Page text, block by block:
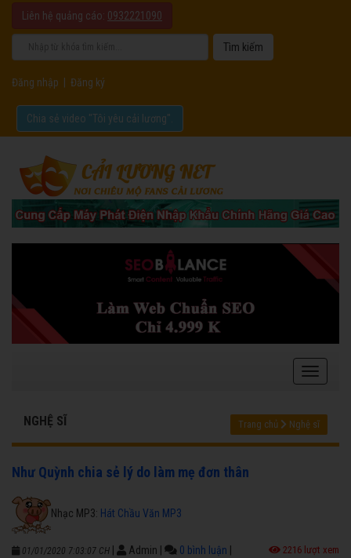
Liên hệ quảng cáo: 0932221090
Đăng nhập Đăng ký
Chia sẻ video "Tôi yêu cải lương".
NGHỆ SĨ Trang chủ Nghệ sĩ
Như Quỳnh chia sẻ lý do làm mẹ đơn thân
Nhạc MP3: Hát Chầu Văn MP3
01/01/2020 7:03:07 CH Admin 0 bình luận 2216 lượt xem